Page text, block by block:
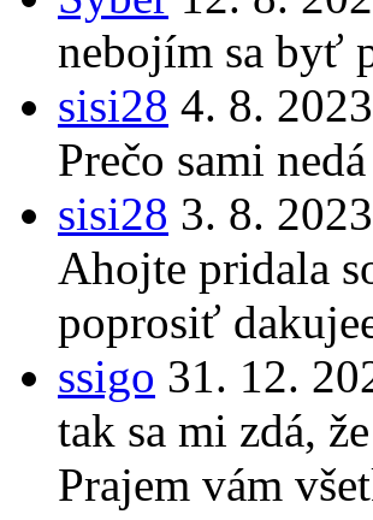
nebojím sa byť
sisi28 4. 8.
Prečo sami
sisi28 3. 8.
Ahojte pridala
poprosiť
ssigo 31. 12.
tak sa mi zdá,
Prajem vám